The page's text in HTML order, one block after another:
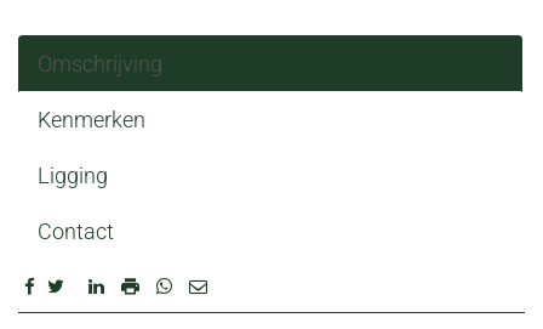
Omschrijving
Kenmerken
Ligging
Contact